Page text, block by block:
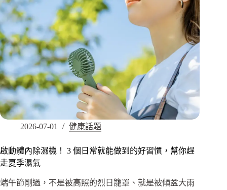
2026-07-01 健康話題
啟動體內除濕機！ 3 個日常就能做到的好習慣，幫你趕
走夏季濕氣
端午節剛過，不是被高照的烈日籠罩、就是被傾盆大雨